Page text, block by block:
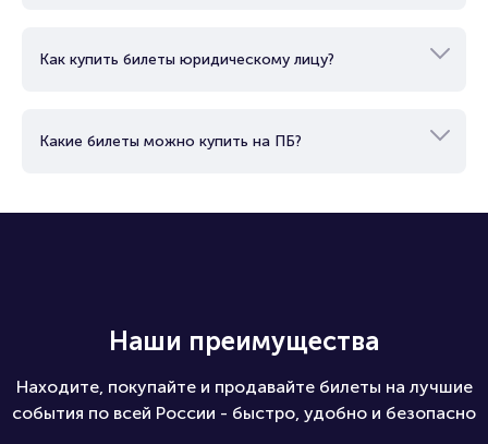
Как купить билеты юридическому лицу?
Какие билеты можно купить на ПБ?
Наши преимущества
Находите, покупайте и продавайте билеты на лучшие
события по всей России - быстро, удобно и безопасно